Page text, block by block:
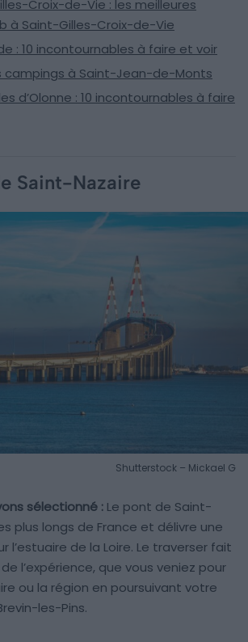
Croix-de-Vie : les meilleures
à Saint-Gilles-Croix-de-Vie
: 10 incontournables à faire et voir
campings à Saint-Jean-de-Monts
d’Olonne : 10 incontournables à faire
Saint-Nazaire
Shutterstock – Mickael G
sélectionné : Le pont de Saint-
plus longs de France et délivre une
l’estuaire de la Loire. Le traverser fait
l’expérience, que vous veniez pour
ou la région en poursuivant votre
les-Pins.